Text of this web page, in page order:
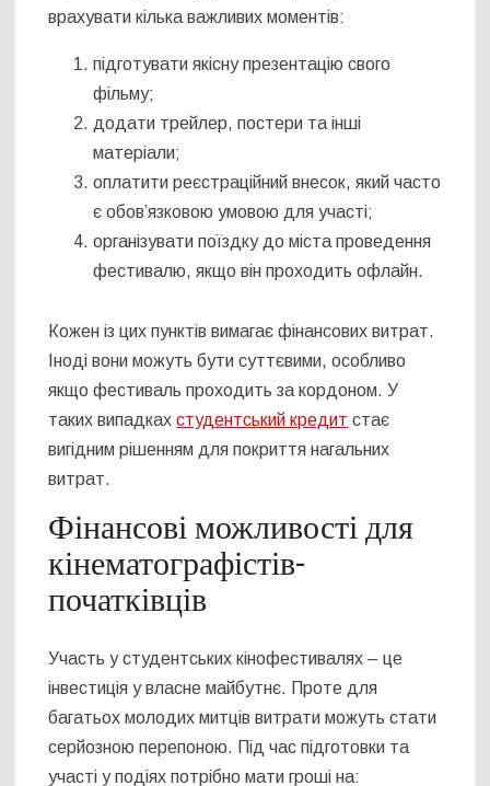
врахувати кілька важливих моментів:
підготувати якісну презентацію свого
фільму;
додати трейлер, постери та інші
матеріали;
оплатити реєстраційний внесок, який часто
є обов’язковою умовою для участі;
організувати поїздку до міста проведення
фестивалю, якщо він проходить офлайн.
Кожен із цих пунктів вимагає фінансових витрат.
Іноді вони можуть бути суттєвими, особливо
якщо фестиваль проходить за кордоном. У
таких випадкахстудентський кредит стає
вигідним рішенням для покриття нагальних
витрат.
Фінансові можливості для
кінематографістів-
початківців
Участь у студентських кінофестивалях – це
інвестиція у власне майбутнє. Проте для
багатьох молодих митців витрати можуть стати
серйозною перепоною. Під час підготовки та
участі у подіях потрібно мати гроші на: